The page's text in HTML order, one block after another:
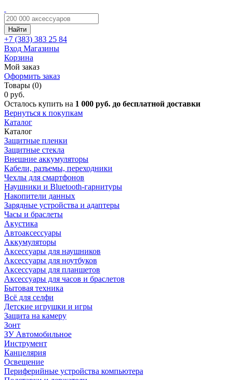
Найти
+7 (383) 383 25 84
Вход Магазины
Корзина
Мой заказ
Оформить заказ
Товары (0)
0 руб.
Осталось купить на 1 000 руб. до бесплатной доставки
Вернуться к покупкам
Каталог
Каталог
Защитные пленки
Защитные стекла
Внешние аккумуляторы
Кабели, разъемы, переходники
Чехлы для смартфонов
Наушники и Bluetooth-гарнитуры
Накопители данных
Зарядные устройства и адаптеры
Часы и браслеты
Акустика
Автоаксессуары
Аккумуляторы
Аксессуары для наушников
Аксессуары для ноутбуков
Аксессуары для планшетов
Аксессуары для часов и браслетов
Бытовая техника
Всё для селфи
Детские игрушки и игры
Защита на камеру
Зонт
ЗУ Автомобильное
Инструмент
Канцелярия
Освещение
Периферийные устройства компьютера